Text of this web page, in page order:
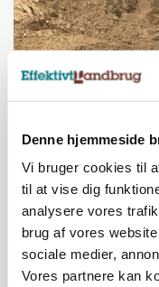
Denne hjemmeside
Vi bruger cookies til
til at vise dig
analysere vores
brug af vores
sociale medier,
Vores partnere kan
BUSINESS
Fra mark til mur:
marked for biokul